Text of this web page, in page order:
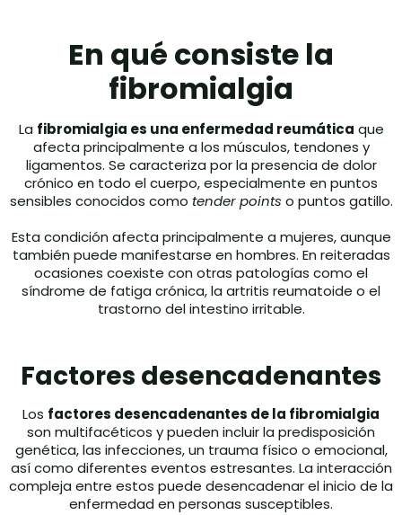
En qué consiste la
fibromialgia
La fibromialgia es una enfermedad reumática que
afecta principalmente a los músculos, tendones y
ligamentos. Se caracteriza por la presencia de dolor
crónico en todo el cuerpo, especialmente en puntos
sensibles conocidos como tender points o puntos gatillo.
Esta condición afecta principalmente a mujeres, aunque
también puede manifestarse en hombres. En reiteradas
ocasiones coexiste con otras patologías como el
síndrome de fatiga crónica, la artritis reumatoide o el
trastorno del intestino irritable.
Factores desencadenantes
Los factores desencadenantes de la fibromialgia
son multifacéticos y pueden incluir la predisposición
genética, las infecciones, un trauma físico o emocional,
así como diferentes eventos estresantes. La interacción
compleja entre estos puede desencadenar el inicio de la
enfermedad en personas susceptibles.